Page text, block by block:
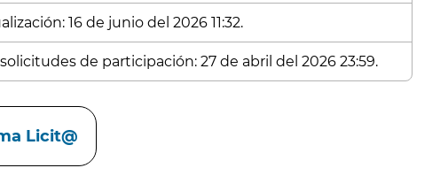
16 de junio del 2026 11:32.
de participación: 27 de abril del 2026 23:59.
Licit@